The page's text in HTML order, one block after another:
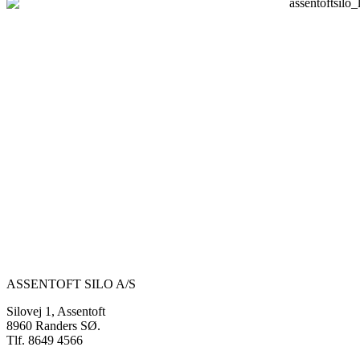
ASSENTOFT SILO A/S
Silovej 1, Assentoft
8960 Randers SØ.
Tlf. 8649 4566